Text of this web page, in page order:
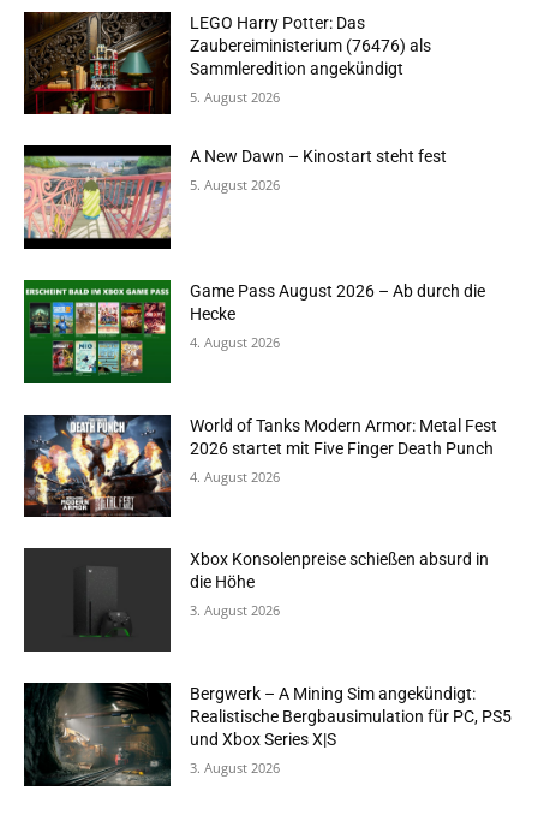
LEGO Harry Potter: Das
Zaubereiministerium (76476) als
Sammleredition angekündigt
5. August 2026
A New Dawn – Kinostart steht fest
5. August 2026
Game Pass August 2026 – Ab durch die
Hecke
4. August 2026
World of Tanks Modern Armor: Metal Fest
2026 startet mit Five Finger Death Punch
4. August 2026
Xbox Konsolenpreise schießen absurd in
die Höhe
3. August 2026
Bergwerk – A Mining Sim angekündigt:
Realistische Bergbausimulation für PC, PS5
und Xbox Series X|S
3. August 2026